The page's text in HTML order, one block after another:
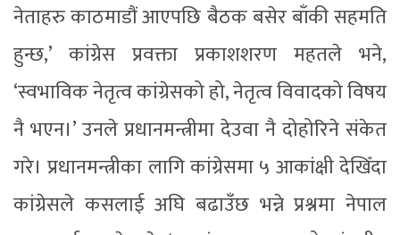
नेताहरु काठमाडौं आएपछि बैठक बसेर बाँकी सहमति
हुन्छ,’ कांग्रेस प्रवक्ता प्रकाशशरण महतले भने,
‘स्वभाविक नेतृत्व कांग्रेसको हो, नेतृत्व विवादको विषय
नै भएन।’ उनले प्रधानमन्त्रीमा देउवा नै दोहोरिने संकेत
गरे। प्रधानमन्त्रीका लागि कांग्रेसमा ५ आकांक्षी देखिँदा
कांग्रेसले कसलाई अघि बढाउँछ भन्ने प्रश्नमा नेपाल